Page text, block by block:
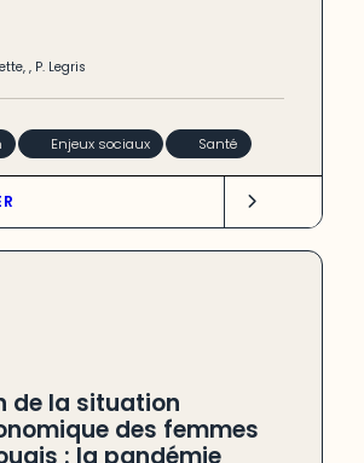
,, P. Legris
Enjeux sociaux Santé
de la situation
des femmes